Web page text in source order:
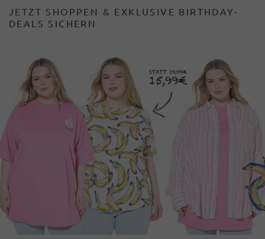
JETZT SHOPPEN & EXKLUSIVE BIRTHDAY-
DEALS SICHERN